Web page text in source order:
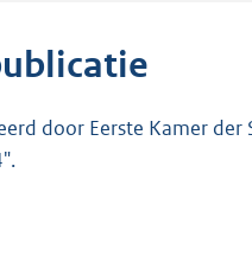
r
door Eerste Kamer